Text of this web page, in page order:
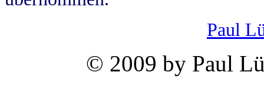
Paul
© 2009 by Paul